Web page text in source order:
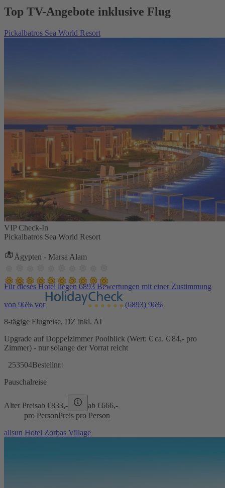
Top TV-Angebote inklusive Flug
Pickalbatros Sea World Resort
VIP Check-In
Pickalbatros Sea World Resort
Ägypten - Marsa Alam
Für dieses Hotel liegen 6893 Bewertungen mit einer Zustimmung
von 96% vor (6893) 96%
8-tägige Flugreise, DZ inkl. AI
Upgrade auf Doppelzimmer Poolblick (Wert: € ca. € 84,- pro
Zimmer) - nur solange der Vorrat reicht
253504Bestellnr.:
Pauschalreise
Alter Preisab €833,- ab €666,-
pro PersonPreis pro Person
allsun Hotel Zorbas Village